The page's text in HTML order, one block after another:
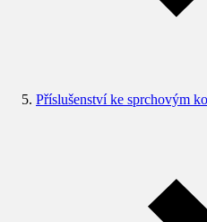
Příslušenství ke sprchovým